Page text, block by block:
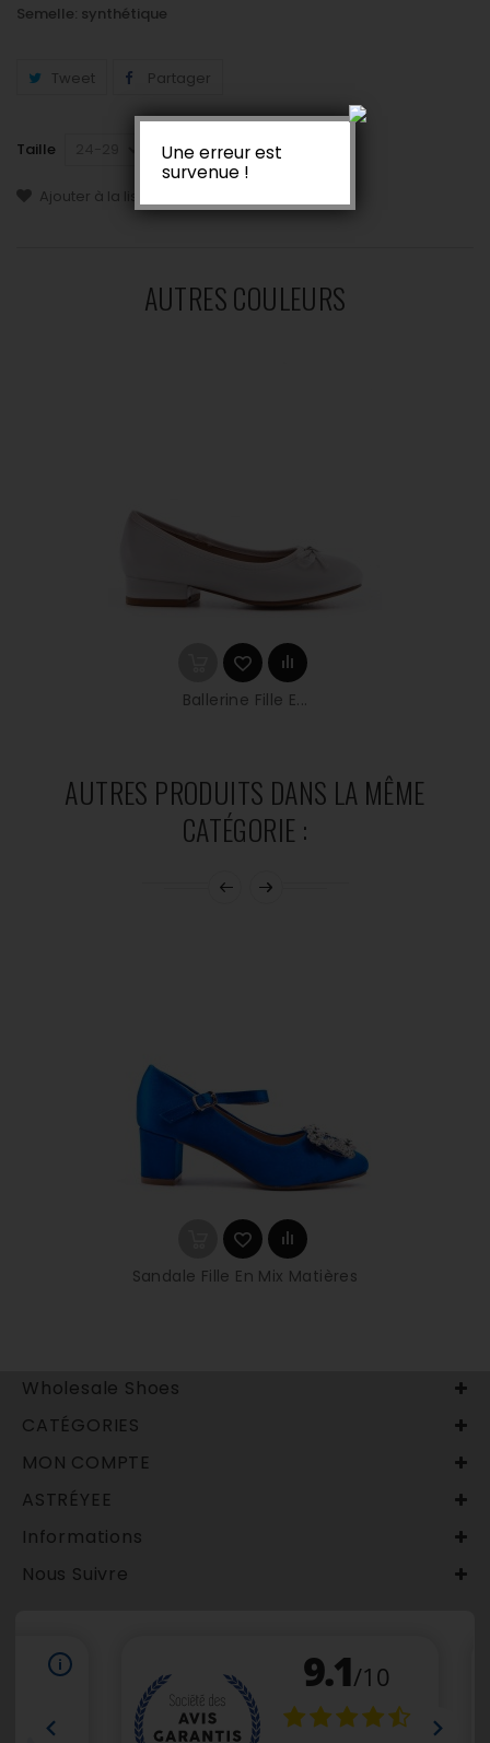
Semelle: synthétique
Tweet Partager
Taille
Ajouter à la liste de souhaits
AUTRES COULEURS
Ballerine Fille E...
AUTRES PRODUITS DANS LA MÊME
CATÉGORIE :
Sandale Fille En Mix Matières
Wholesale Shoes
CATÉGORIES
MON COMPTE
ASTRÉYEE
Informations
Nous Suivre
Une erreur est
survenue !